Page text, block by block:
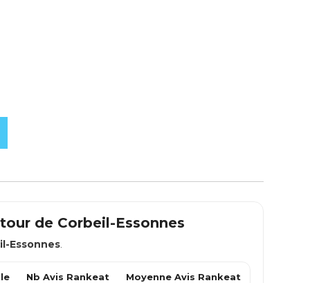
de Corbeil-Essonnes
Essonnes.
Nb Avis Rankeat Moyenne Avis Rankeat